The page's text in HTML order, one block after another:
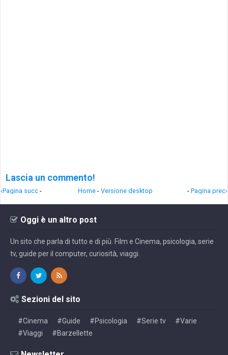
Lascia un commento!
‹Pagina succ - - Pagina prec›
Home - Versione desktop
Oggi è un altro post
Un sito che parla di tutto e di più. Film e Cinema, psicologia, serie
tv, guide per il computer, curiosità, viaggi.
Sezioni del sito
#Cinema #Guide #Psicologia #Serie tv
#Varie
#Viaggi
#Barzellette